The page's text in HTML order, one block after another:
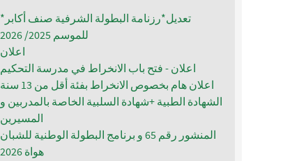
*تعديل*رزنامة البطولة الشرفية صنف أكابر
للموسم 2025/ 2026
اعلان
اعلان - فتح باب الانخراط في مدرسة التحكيم
اعلان هام بخصوص الانخراط بفئة أقل من 13 سنة
الشهادة الطبية +شهادة السلبية الخاصة بالمدربين و
المسيرين
المنشور رقم 65 و برنامج البطولة الوطنية للشبان